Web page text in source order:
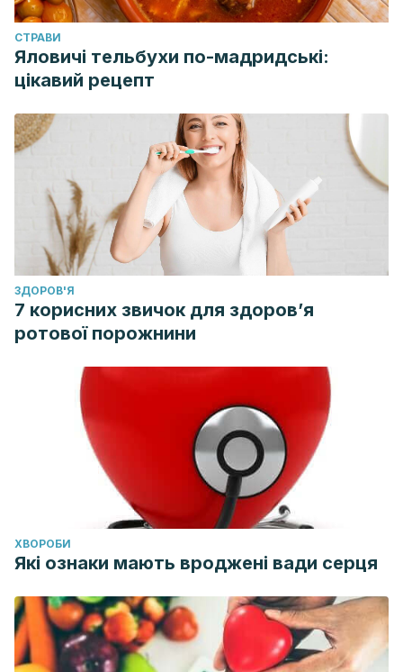
Profiles of Adolescents.International Journal of
Environmental Research and Public Health, 16 (15), 2767.
https://doi.org/10.3390/ijerph16152767
CТРАВИ
Яловичі тельбухи по-мадридські:
цікавий рецепт
ЗДОРОВ'Я
7 корисних звичок для здоров’я
ротової порожнини
ХВОРОБИ
Які ознаки мають вроджені вади серця